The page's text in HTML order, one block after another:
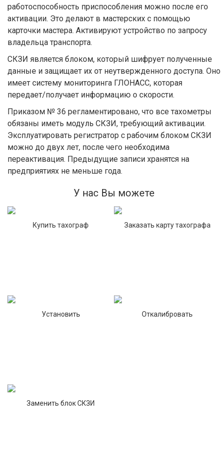
работоспособность приспособления можно после его
активации. Это делают в мастерских с помощью
карточки мастера. Активируют устройство по запросу
владельца транспорта.
СКЗИ является блоком, который шифрует полученные
данные и защищает их от неутвержденного доступа. Оно
имеет систему мониторинга ГЛОНАСС, которая
передает/получает информацию о скорости.
Приказом № 36 регламентировано, что все тахометры
обязаны иметь модуль СКЗИ, требующий активации.
Эксплуатировать регистратор с рабочим блоком СКЗИ
можно до двух лет, после чего необходима
переактивация. Предыдущие записи хранятся на
предприятиях не меньше года.
У нас Вы можете
Купить тахограф Заказать карту тахографа
Установить Откалибровать
Заменить блок СКЗИ